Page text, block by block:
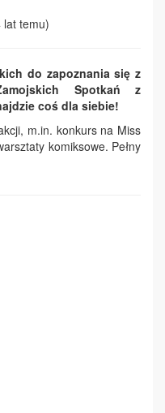
lat temu)
do zapoznania się z
Spotkań z
coś dla siebie!
m.in. konkurs na Miss
komiksowe. Pełny